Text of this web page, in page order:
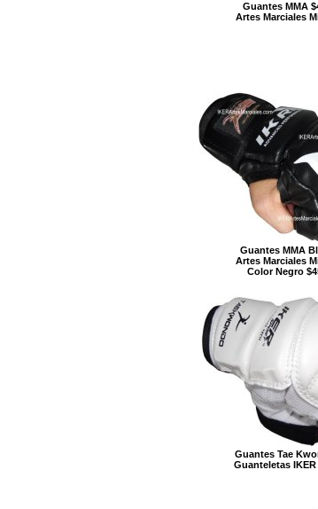
Guantes MMA
Artes Marciales
Guantes MMA
Artes Marciales
Color Negro
Guantes Tae
Guanteletas IKER